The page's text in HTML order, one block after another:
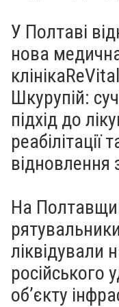
У Полтаві
нова
Шкурупій:
підхід до
реабілітації
відновлення
На
рятувальники
ліквідували
російського
об’єкту